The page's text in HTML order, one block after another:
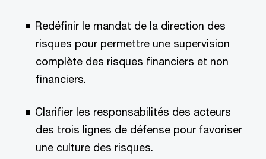
Redéfinir le mandat de la direction des
risques pour permettre une supervision
complète des risques financiers et non
financiers.
Clarifier les responsabilités des acteurs
des trois lignes de défense pour favoriser
une culture des risques.